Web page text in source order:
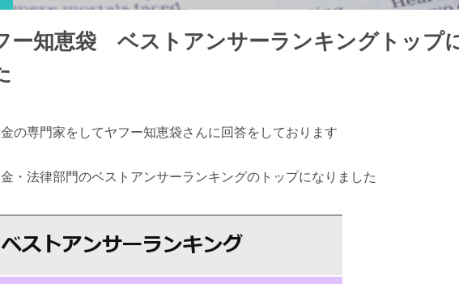
ー知恵袋 ベストアンサーランキングトップ
の専門家をしてヤフー知恵袋さんに回答をしております
・法律部門のベストアンサーランキングのトップになりました